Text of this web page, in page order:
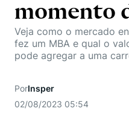
Educação Executiva
Busca por Áreas de
Campus
Internacional
Student Life
Hub de Inovação e
Missão
Projetos Sociais
Lista de doadores
Pesquisa
Pesquisa no Insper
Cátedras
Conteúdos
Eventos
Gestão e Economia
Corpo Docente
momento
Veja como o mercado
fez um MBA e qual o
pode agregar a uma
PorInsper
02/08/2023 05:54